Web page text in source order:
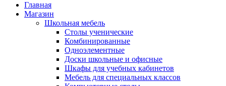
Главная
Магазин
Школьная мебель
Столы ученические
Комбинированные
Одноэлементные
Доски школьные и офисные
Шкафы для учебных кабинетов
Мебель для специальных классов